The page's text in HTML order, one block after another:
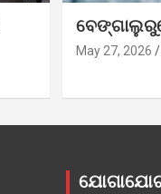
May 27, 2026